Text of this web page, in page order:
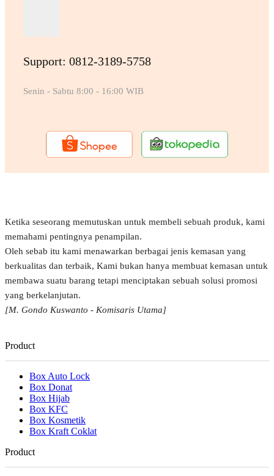
Support: 0812-3189-5758
Senin - Sabtu 8:00 - 16:00 WIB
Ketika seseorang memutuskan untuk membeli sebuah produk, kami
memahami pentingnya penampilan.
Oleh sebab itu kami menawarkan berbagai jenis kemasan yang
berkualitas dan terbaik, Kami bukan hanya membuat kemasan untuk
membawa suatu barang tetapi menciptakan sebuah solusi promosi
yang berkelanjutan.
[M. Gondo Kuswanto - Komisaris Utama]
Product
Box Auto Lock
Box Donat
Box Hijab
Box KFC
Box Kosmetik
Box Kraft Coklat
Product